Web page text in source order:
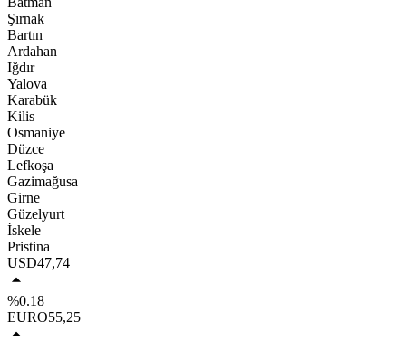
Şırnak
Bartın
Ardahan
Iğdır
Yalova
Karabük
Kilis
Osmaniye
Düzce
Lefkoşa
Gazimağusa
Girne
Güzelyurt
İskele
Pristina
USD47,74
%0.18
EURO55,25